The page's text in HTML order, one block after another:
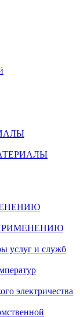
услуг и служб
электричества